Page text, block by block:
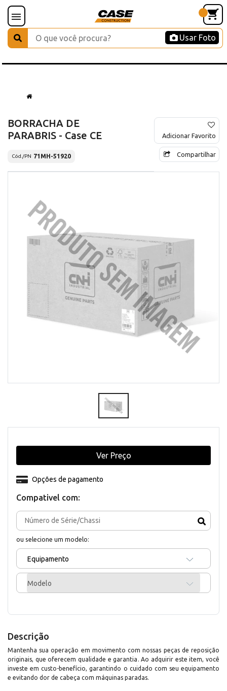
Usar Foto
BORRACHA DE
PARABRIS - Case CE
Cód./PN 71MH-51920
Adicionar Favorito
Compartilhar
Compativel com:
ou selecione um modelo:
Equipamento
Modelo
Opções de pagamento
Ver Preço
Descrição
Mantenha sua operação em movimento com nossas peças de reposição
originais, que oferecem qualidade e garantia. Ao adquirir este item, você
investe em custo-benefício, garantindo o cuidado com seu equipamento
e evitando dor de cabeça com máquinas paradas.